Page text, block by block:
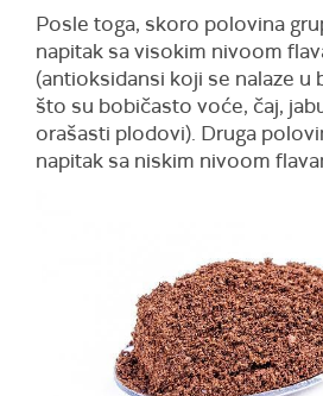
Posle toga, skoro polovina
napitak sa visokim nivoom
(antioksidansi koji se nalaze u
što su bobičasto voće, čaj,
orašasti plodovi). Druga
napitak sa niskim nivoom